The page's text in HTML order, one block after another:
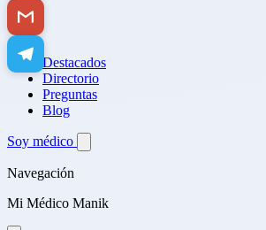
Destacados
Directorio
Preguntas
Blog
Soy médico
Navegación
Mi Médico Manik